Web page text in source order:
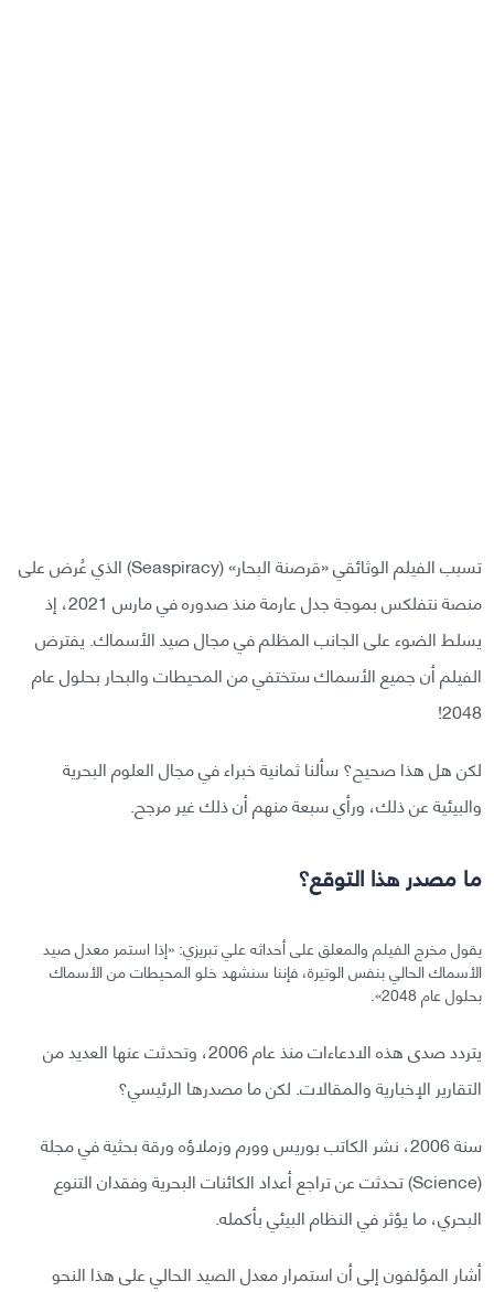
تسبب الفيلم الوثائقي «قرصنة البحار» (Seaspiracy) الذي عُرض على
منصة نتفلكس بموجة جدل عارمة منذ صدوره في مارس 2021، إذ
يسلط الضوء على الجانب المظلم في مجال صيد الأسماك. يفترض
الفيلم أن جميع الأسماك ستختفي من المحيطات والبحار بحلول عام
2048!
لكن هل هذا صحيح؟ سألنا ثمانية خبراء في مجال العلوم البحرية
والبيئية عن ذلك، ورأي سبعة منهم أن ذلك غير مرجح.
ما مصدر هذا التوقع؟
يقول مخرج الفيلم والمعلق على أحداثه علي تبريزي: «إذا استمر معدل صيد
الأسماك الحالي بنفس الوتيرة، فإننا سنشهد خلو المحيطات من الأسماك
بحلول عام 2048».
يتردد صدى هذه الادعاءات منذ عام 2006، وتحدثت عنها العديد من
التقارير الإخبارية والمقالات. لكن ما مصدرها الرئيسي؟
سنة 2006، نشر الكاتب بوريس وورم وزملاؤه ورقة بحثية في مجلة
(Science) تحدثت عن تراجع أعداد الكائنات البحرية وفقدان التنوع
البحري، ما يؤثر في النظام البيئي بأكمله.
أشار المؤلفون إلى أن استمرار معدل الصيد الحالي على هذا النحو